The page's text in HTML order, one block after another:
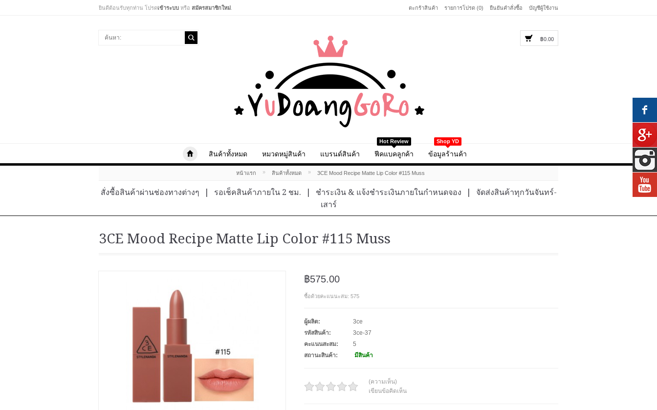
ยินดีต้อนรับทุกท่าน โปรดเข้าระบบ หรือ สมัครสมาชิกใหม่ ตะกร้าสินค้า รายการโปรด (0) ยืนยันคำสั่งซื้อ บัญชีผู้ใช้งาน
฿0.00
สินค้าทั้งหมด หมวดหมู่สินค้า แบรนด์สินค้า
Hot Review
ฟีคแบคลูกค้า
Shop YD
ข้อมูลร้านค้า
หน้าแรก » สินค้าทั้งหมด » 3CE Mood Recipe Matte Lip Color #115 Muss
สั่งซื้อสินค้าผ่านช่องทางต่างๆ รอเช็คสินค้าภายใน 2 ชม. ชำระเงิน & แจ้งชำระเงินภายในกำหนดจอง
จัดส่งสินค้าทุกวันจันทร์-
เสาร์
3CE Mood Recipe Matte Lip Color #115 Muss
฿575.00
ซื้อด้วยคะแนนะสม: 575
ผู้ผลิต:
3ce
รหัสสินค้า:
3ce-37
คะแนนสะสม:
5
สถานะสินค้า:
มีสินค้า
(ความเห็น)
เขียนข้อคิดเห็น